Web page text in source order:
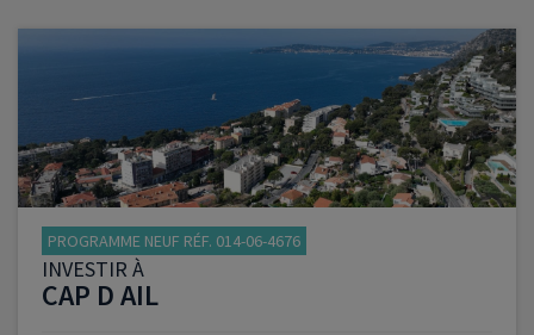
VOIR LE PROGRAMME
PROGRAMME NEUF RÉF. 014-06-4676
INVESTIR À
CAP D AIL